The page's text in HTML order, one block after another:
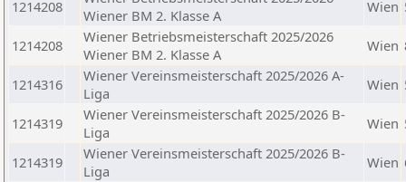
1214208
Wiener BM 2. Klasse A
Wien
1214208
Wiener Betriebsmeisterschaft 2025/2026
Wiener BM 2. Klasse A
Wien
1214316
Wiener Vereinsmeisterschaft 2025/2026 A-
Liga
Wien
1214319
Wiener Vereinsmeisterschaft 2025/2026 B-
Liga
Wien
1214319
Wiener Vereinsmeisterschaft 2025/2026 B-
Liga
Wien